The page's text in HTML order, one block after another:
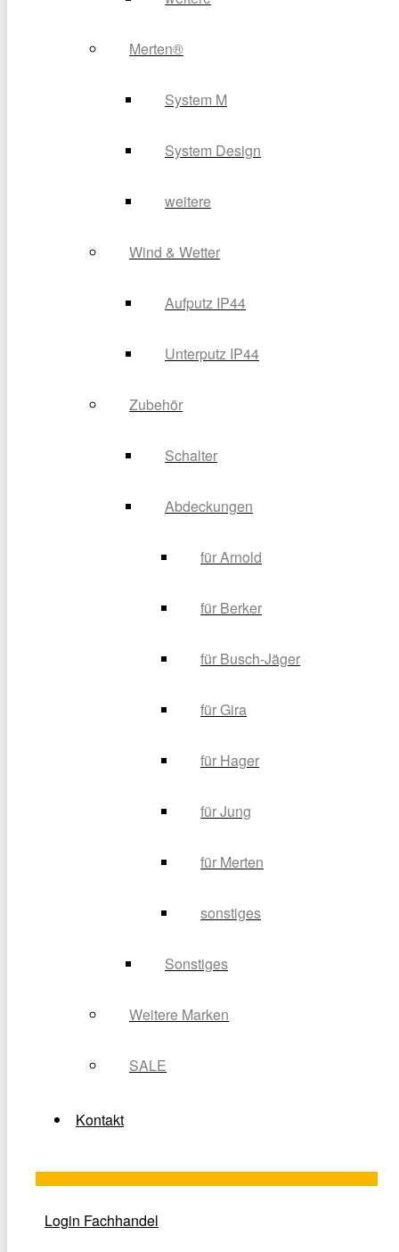
Merten®
System M
System Design
weitere
Wind & Wetter
Aufputz IP44
Unterputz IP44
Zubehör
Schalter
Abdeckungen
für Arnold
für Berker
für Busch-Jäger
für Gira
für Hager
für Jung
für Merten
sonstiges
Sonstiges
Weitere Marken
SALE
Kontakt
Login Fachhandel